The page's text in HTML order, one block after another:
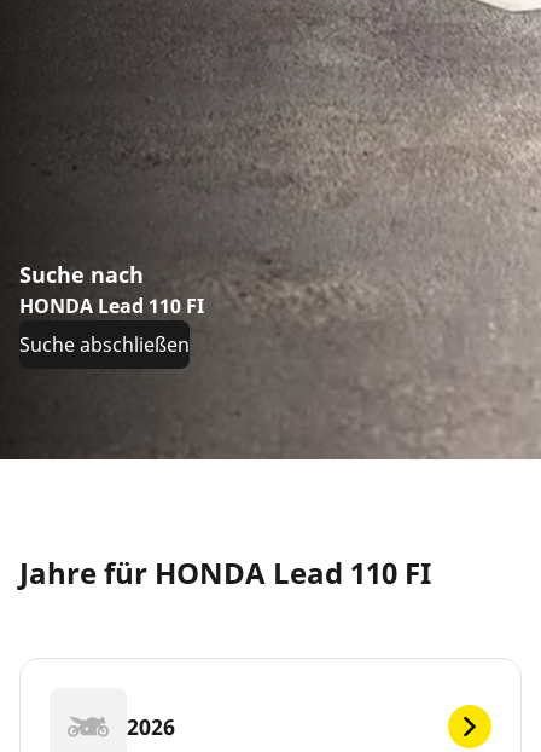
Suche nach
HONDA Lead 110 FI
Suche abschließen
Jahre für HONDA Lead 110 FI
2026